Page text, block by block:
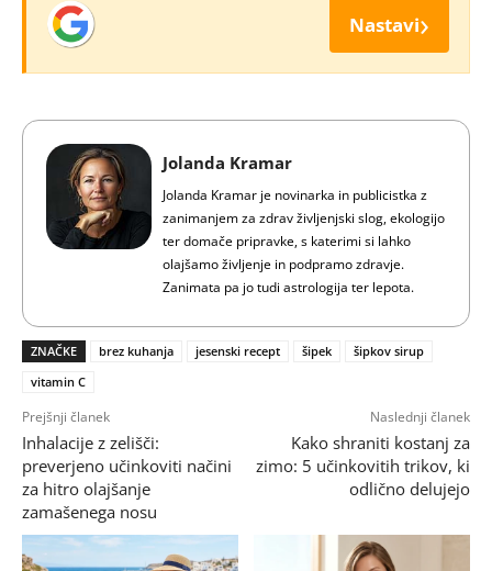
Nastavi›
Jolanda Kramar
Jolanda Kramar je novinarka in publicistka z
zanimanjem za zdrav življenjski slog, ekologijo
ter domače pripravke, s katerimi si lahko
olajšamo življenje in podpramo zdravje.
Zanimata pa jo tudi astrologija ter lepota.
ZNAČKE brez kuhanja jesenski recept šipek
šipkov sirup
vitamin C
Prejšnji članek
Inhalacije z zelišči:
preverjeno učinkoviti načini
za hitro olajšanje
zamašenega nosu
Naslednji članek
Kako shraniti kostanj za
zimo: 5 učinkovitih trikov, ki
odlično delujejo